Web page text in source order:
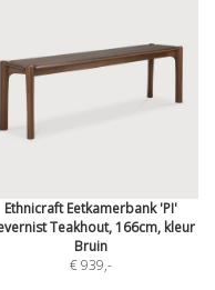
Ethnicraft Eetkamerbank 'PI'
Teakhout, 166cm, kleur
Bruin
€ 939,-